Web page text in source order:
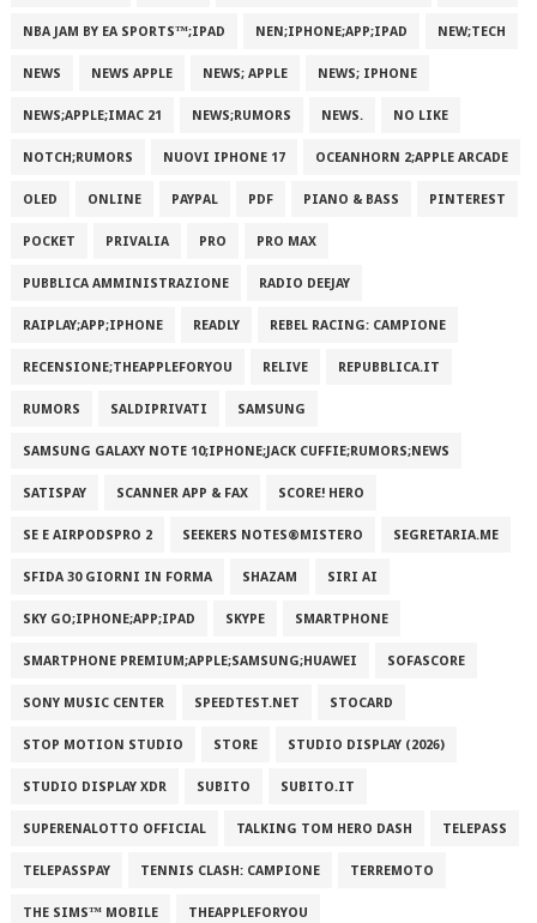
NBA JAM BY EA SPORTS™;IPAD NEN;IPHONE;APP;IPAD NEW;TECH
NEWS NEWS APPLE NEWS; APPLE NEWS; IPHONE
NEWS;APPLE;IMAC 21 NEWS;RUMORS NEWS. NO LIKE
NOTCH;RUMORS NUOVI IPHONE 17 OCEANHORN 2;APPLE ARCADE
OLED ONLINE PAYPAL PDF PIANO & BASS PINTEREST
POCKET PRIVALIA PRO PRO MAX
PUBBLICA AMMINISTRAZIONE RADIO DEEJAY
RAIPLAY;APP;IPHONE READLY REBEL RACING: CAMPIONE
RECENSIONE;THEAPPLEFORYOU RELIVE REPUBBLICA.IT
RUMORS SALDIPRIVATI SAMSUNG
SAMSUNG GALAXY NOTE 10;IPHONE;JACK CUFFIE;RUMORS;NEWS
SATISPAY SCANNER APP & FAX SCORE! HERO
SE E AIRPODSPRO 2 SEEKERS NOTES®MISTERO SEGRETARIA.ME
SFIDA 30 GIORNI IN FORMA SHAZAM SIRI AI
SKY GO;IPHONE;APP;IPAD SKYPE SMARTPHONE
SMARTPHONE PREMIUM;APPLE;SAMSUNG;HUAWEI SOFASCORE
SONY MUSIC CENTER SPEEDTEST.NET STOCARD
STOP MOTION STUDIO STORE STUDIO DISPLAY (2026)
STUDIO DISPLAY XDR SUBITO SUBITO.IT
SUPERENALOTTO OFFICIAL TALKING TOM HERO DASH TELEPASS
TELEPASSPAY TENNIS CLASH: CAMPIONE TERREMOTO
THE SIMS™ MOBILE THEAPPLEFORYOU